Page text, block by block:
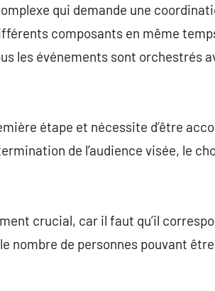
qui demande une
composants en même
les événements sont orchestrés
étape et nécessite d’être
de l’audience visée, le
crucial, car il faut qu’il
nombre de personnes pouvant